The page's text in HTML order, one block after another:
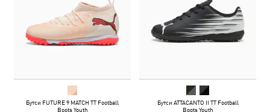
Бутси FUTURE 9 MATCH TT Football
Boots Youth
Бутси ATTACANTO II TT Football
Boots Youth